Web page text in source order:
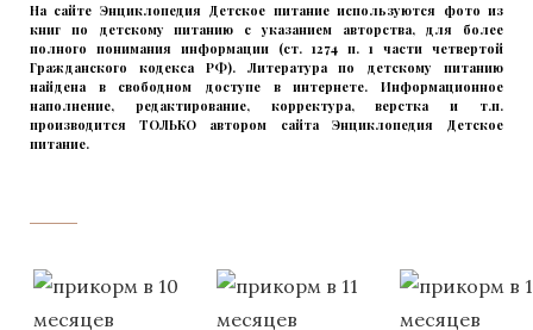
На сайте Энциклопедия Детское питание используются фото из
книг по детскому питанию с указанием авторства, для более
полного понимания информации (ст. 1274 п. 1 части четвертой
Гражданского кодекса РФ). Литература по детскому питанию
найдена в свободном доступе в интернете. Информационное
наполнение, редактирование, корректура, верстка и т.п.
производится ТОЛЬКО автором сайта Энциклопедия Детское
питание.